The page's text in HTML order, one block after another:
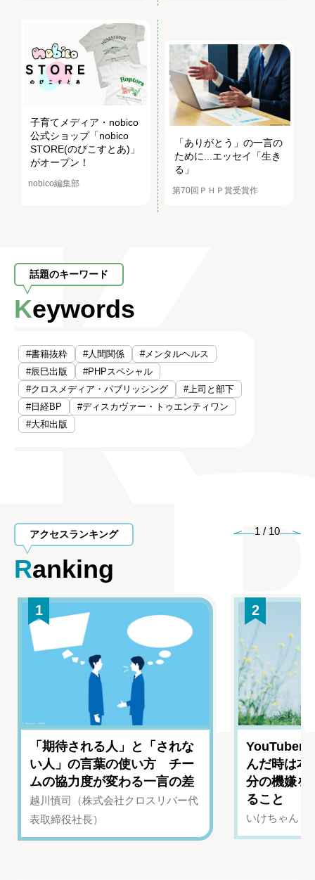
子育てメディア・nobico
公式ショップ「nobico
STORE(のびこすとあ)」
がオープン！
nobico編集部
「ありがとう」の一言の
ために...エッセイ「生き
る」
第70回ＰＨＰ賞受賞作
話題のキーワード
Keywords
#書籍抜粋 #人間関係
#メンタルヘルス
#辰巳出版
#PHPスペシャル
#クロスメディア・パブリッシング
#上司と部下
#日経BP
#ディスカヴァー・トゥエンティワン
#大和出版
アクセスランキング
Ranking
1 / 10
1
「期待される人」と「されな
い人」の言葉の使い方 チー
ムの協力度が変わる一言の差
越川慎司（株式会社クロスリバー代
表取締役社長）
2
YouTuber
んだ時は
分の機嫌を
ること
いけちゃん（